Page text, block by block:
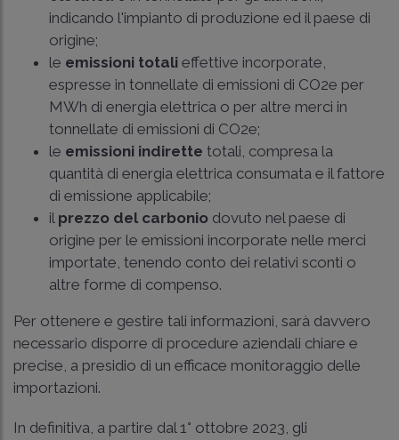
indicando l'impianto di produzione ed il paese di
origine;
le emissioni totali effettive incorporate,
espresse in tonnellate di emissioni di CO2e per
MWh di energia elettrica o per altre merci in
tonnellate di emissioni di CO2e;
le emissioni indirette totali, compresa la
quantità di energia elettrica consumata e il fattore
di emissione applicabile;
il prezzo del carbonio dovuto nel paese di
origine per le emissioni incorporate nelle merci
importate, tenendo conto dei relativi sconti o
altre forme di compenso.
Per ottenere e gestire tali informazioni, sarà davvero
necessario disporre di procedure aziendali chiare e
precise, a presidio di un efficace monitoraggio delle
importazioni.
In definitiva, a partire dal 1° ottobre 2023, gli